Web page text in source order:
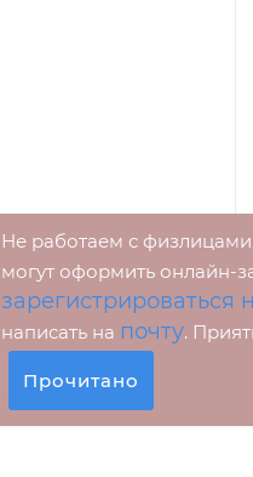
Не работаем с
могут оформить онлайн-
зарегистрироваться
написать на почту.
Прочитано